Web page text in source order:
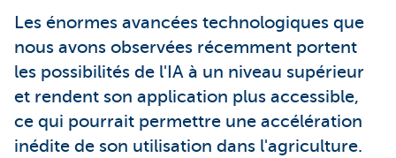
Les énormes avancées technologiques que
nous avons observées récemment portent
les possibilités de l'IA à un niveau supérieur
et rendent son application plus accessible,
ce qui pourrait permettre une accélération
inédite de son utilisation dans l'agriculture.